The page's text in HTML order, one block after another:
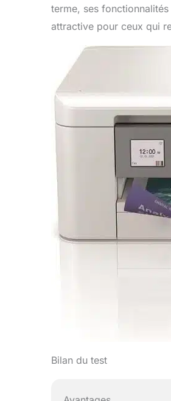
terme, ses
attractive pour ceux qui
Bilan du test